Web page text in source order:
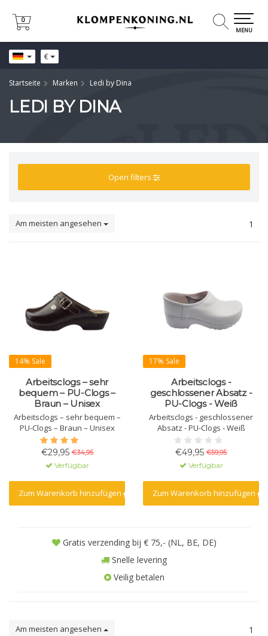
€
0
0
MENU
Startseite Marken Ledi by Dina
LEDI BY DINA
Open filters
Am meisten angesehen 1
14% Sale
Arbeitsclogs – sehr
bequem – PU-Clogs –
Braun – Unisex
Arbeitsclogs – sehr bequem –
PU-Clogs – Braun – Unisex
€29,95 €34,95
Verfügbar
Zum Warenkorb hinzufügen
17% Sale
Arbeitsclogs -
geschlossener Absatz -
PU-Clogs - Weiß
Arbeitsclogs - geschlossener
Absatz - PU-Clogs - Weiß
€49,95 €59,95
Verfügbar
Zum Warenkorb hinzufügen
Gratis verzending bij € 75,- (NL, BE, DE)
Snelle levering
Veilig betalen
Am meisten angesehen 1